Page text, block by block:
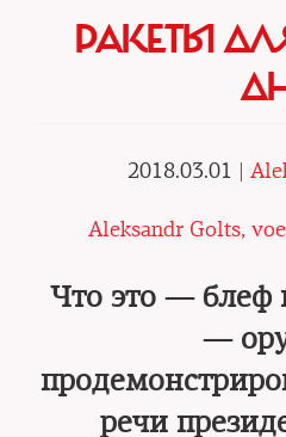
РАКЕТЫ
2018.03.01 |
Aleksandr Golts,
Что это — блеф
—
речи